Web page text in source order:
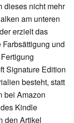
dieses nicht mehr
am unteren
erzielt das
und
Signature Edition
besteht, statt
bei Amazon
Kindle
den Artikel